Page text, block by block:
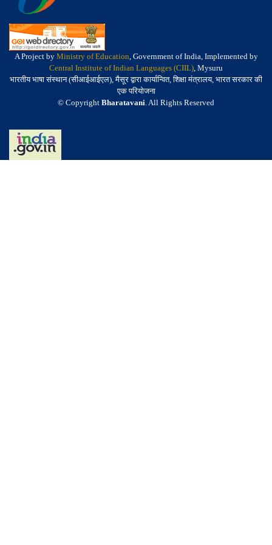
A Project by Ministry of Education, Government of India, Implemented by
Central Institute of Indian Languages (CIIL), Mysuru
भारतीय भाषा संस्थान (सीआईआईएल), मैसूर द्वारा कार्यान्वित, शिक्षा मंत्रालय, भारत सरकार की
एक परियोजना
© Copyright Bharatavani. All Rights Reserved